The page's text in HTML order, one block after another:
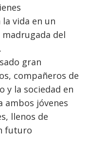
vida en un
del
.
gran
compañeros de
y la sociedad en
ambos jóvenes
llenos de
futuro